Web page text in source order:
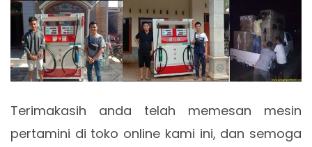
Terimakasih anda telah memesan mesin
pertamini di toko online kami ini, dan semoga